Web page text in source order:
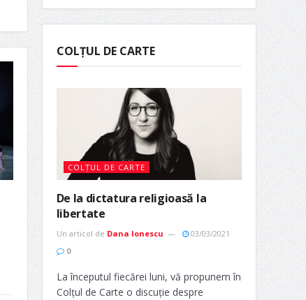
COLȚUL DE CARTE
COLȚUL DE CARTE
De la dictatura religioasă la
libertate
Un articol de Dana Ionescu
03/03/2021
0
La începutul fiecărei luni, vă propunem în
Colțul de Carte o discuție despre